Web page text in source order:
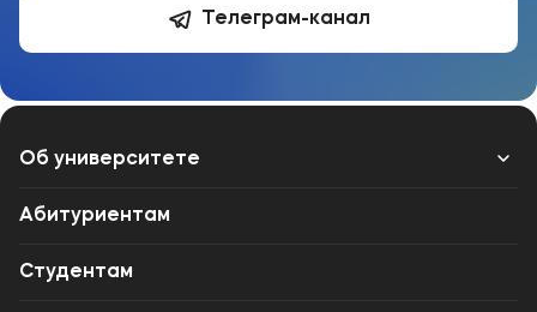
Телеграм-канал
Об университете
Лицензии и документы
Сведения об образовательной организации
Абитуриентам
Студентам